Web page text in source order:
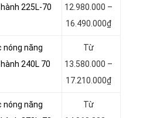
225L-70
12.980.000 –
16.490.000₫
nóng năng
240L 70
Từ
13.580.000 –
17.210.000₫
nóng năng
Từ